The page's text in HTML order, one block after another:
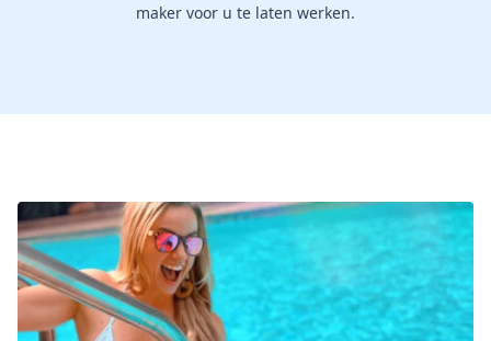
maker voor u te laten werken.